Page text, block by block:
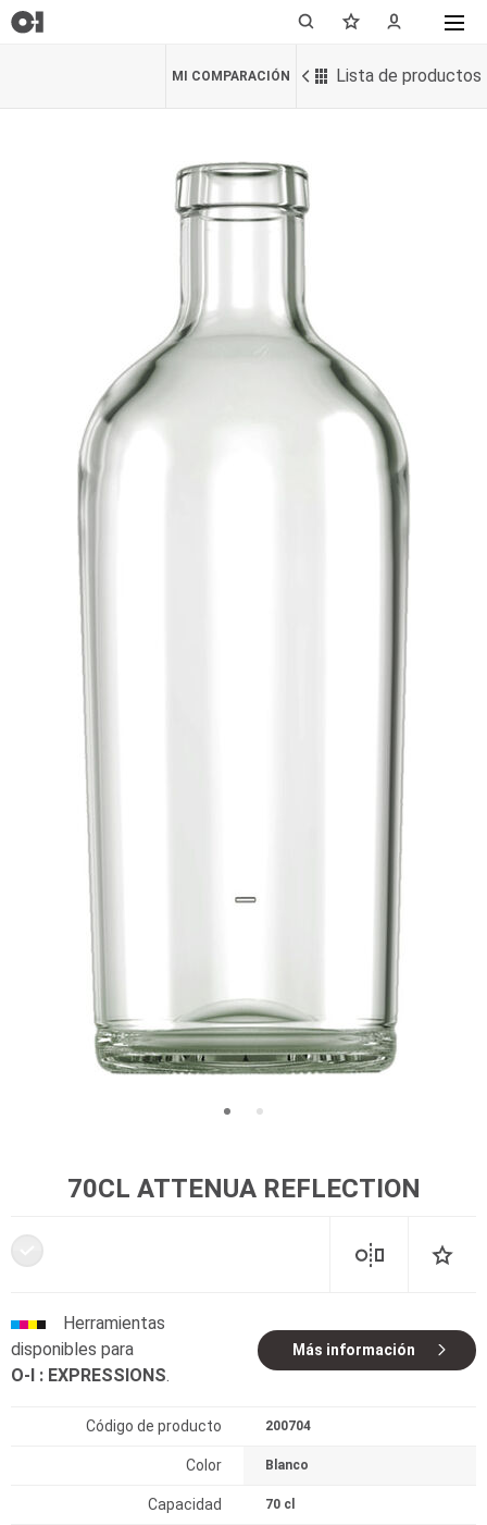
Lista de productos
MI COMPARACIÓN
70CL ATTENUA REFLECTION
Herramientas
disponibles para
O-I : EXPRESSIONS.
Más información
Código de producto 200704
Color Blanco
Capacidad 70 cl